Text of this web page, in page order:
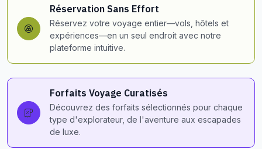
Réservation Sans Effort
Réservez votre voyage entier—vols, hôtels et
expériences—en un seul endroit avec notre
plateforme intuitive.
Forfaits Voyage Curatisés
Découvrez des forfaits sélectionnés pour chaque
type d'explorateur, de l'aventure aux escapades
de luxe.